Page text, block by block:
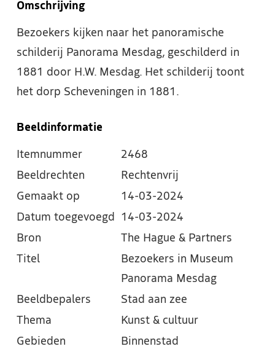
Omschrijving
Bezoekers kijken naar het panoramische
schilderij Panorama Mesdag, geschilderd in
1881 door H.W. Mesdag. Het schilderij toont
het dorp Scheveningen in 1881.
Beeldinformatie
Itemnummer
2468
Beeldrechten
Rechtenvrij
Gemaakt op
14-03-2024
Datum toegevoegd
14-03-2024
Bron
The Hague & Partners
Titel
Bezoekers in Museum
Panorama Mesdag
Beeldbepalers
Stad aan zee
Thema
Kunst & cultuur
Gebieden
Binnenstad